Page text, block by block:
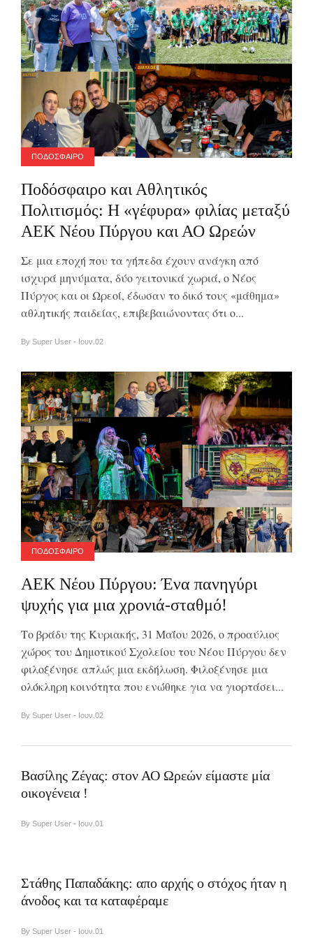
ΠΟΔΟΣΦΑΙΡΟ
Ποδόσφαιρο και Αθλητικός
Πολιτισμός: Η «γέφυρα» φιλίας μεταξύ
ΑΕΚ Νέου Πύργου και ΑΟ Ωρεών
Σε μια εποχή που τα γήπεδα έχουν ανάγκη από
ισχυρά μηνύματα, δύο γειτονικά χωριά, ο Νέος
Πύργος και οι Ωρεοί, έδωσαν το δικό τους «μάθημα»
αθλητικής παιδείας, επιβεβαιώνοντας ότι ο...
By Super User - Ιουν.02
ΠΟΔΟΣΦΑΙΡΟ
ΑΕΚ Νέου Πύργου: Ένα πανηγύρι
ψυχής για μια χρονιά-σταθμό!
Το βράδυ της Κυριακής, 31 Μαΐου 2026, ο προαύλιος
χώρος του Δημοτικού Σχολείου του Νέου Πύργου δεν
φιλοξένησε απλώς μια εκδήλωση. Φιλοξένησε μια
ολόκληρη κοινότητα που ενώθηκε για να γιορτάσει...
By Super User - Ιουν.02
Βασίλης Ζέγας: στον ΑΟ Ωρεών είμαστε μία
οικογένεια !
By Super User - Ιουν.01
Στάθης Παπαδάκης: απο αρχής ο στόχος ήταν η
άνοδος και τα καταφέραμε
By Super User - Ιουν.01